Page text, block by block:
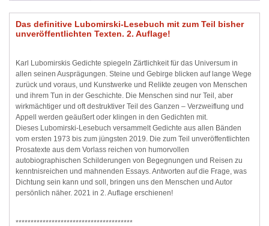
Das definitive Lubomirski-Lesebuch mit zum Teil bisher
unveröffentlichten Texten. 2. Auflage!
Karl Lubomirskis Gedichte spiegeln Zärtlichkeit für das Universum in
allen seinen Ausprägungen. Steine und Gebirge blicken auf lange Wege
zurück und voraus, und Kunstwerke und Relikte zeugen von Menschen
und ihrem Tun in der Geschichte. Die Menschen sind nur Teil, aber
wirkmächtiger und oft destruktiver Teil des Ganzen – Verzweiflung und
Appell werden geäußert oder klingen in den Gedichten mit.
Dieses Lubomirski-Lesebuch versammelt Gedichte aus allen Bänden
vom ersten 1973 bis zum jüngsten 2019. Die zum Teil unveröffentlichten
Prosatexte aus dem Vorlass reichen von humorvollen
autobiographischen Schilderungen von Begegnungen und Reisen zu
kenntnisreichen und mahnenden Essays. Antworten auf die Frage, was
Dichtung sein kann und soll, bringen uns den Menschen und Autor
persönlich näher. 2021 in 2. Auflage erschienen!
***************************************